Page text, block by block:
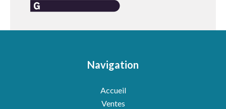
Navigation
Accueil
Ventes